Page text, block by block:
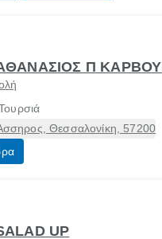
Π
Θεσσαλονίκη, 57200
UP